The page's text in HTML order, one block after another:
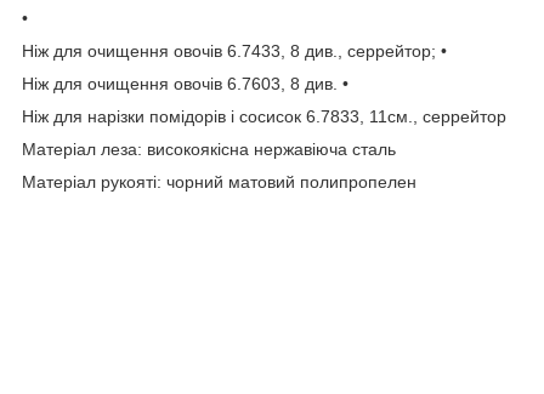
•
Ніж для очищення овочів 6.7433, 8 див., серрейтор; •
Ніж для очищення овочів 6.7603, 8 див. •
Ніж для нарізки помідорів і сосисок 6.7833, 11см., серрейтор
Матеріал леза: високоякісна нержавіюча сталь
Матеріал рукояті: чорний матовий полипропелен